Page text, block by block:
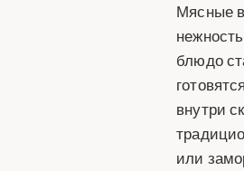
Мясные
блюдо
внутри
или